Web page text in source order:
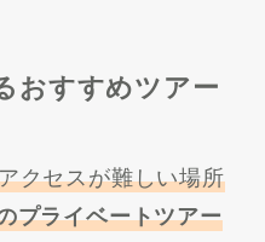
おすすめツアー
クセスが難しい場所
プライベートツアー